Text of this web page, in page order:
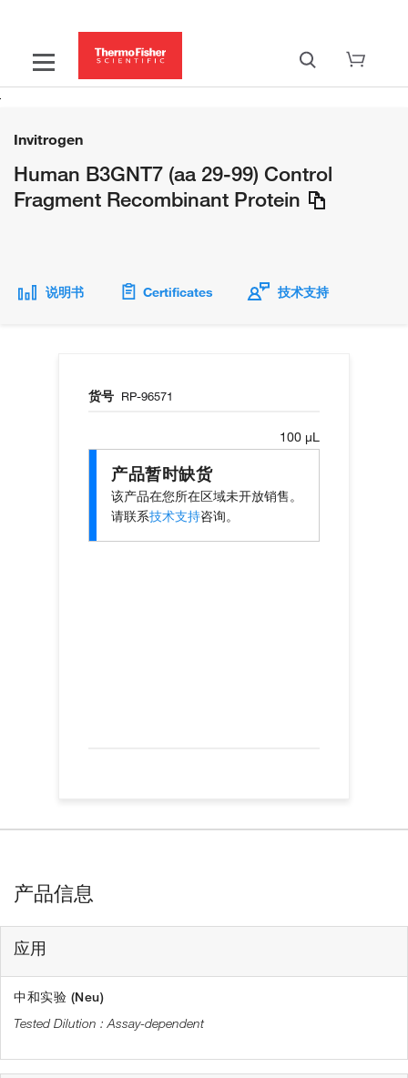
Invitrogen
Human B3GNT7 (aa 29-99) Control
Fragment Recombinant Protein
说明书 Certificates 技术支持
货号 RP-96571
100 µL
产品暂时缺货
该产品在您所在区域未开放销售。
请联系技术支持咨询。
产品信息
应用
中和实验 (Neu)
Assay-dependent